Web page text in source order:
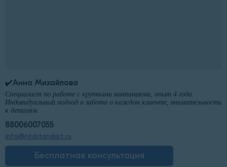
✔️Анна Михайлова
Специалист по работе с крупными компаниями, опыт 4 года.
Индивидуальный подход и забота о каждом клиенте, внимательность
к деталям.
88006007055
info@ntdstandart.ru
Бесплатная консультация